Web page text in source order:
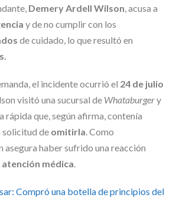
Demery Ardell Wilson, acusa a
y de no cumplir con los
de cuidado, lo que resultó en
el incidente ocurrió el 24 de julio
visitó una sucursal de Whataburgery
rápida que, según afirma, contenía
solicitud de omitirla. Como
asegura haber sufrido una reacción
atención médica.
Compró una botella de principios del